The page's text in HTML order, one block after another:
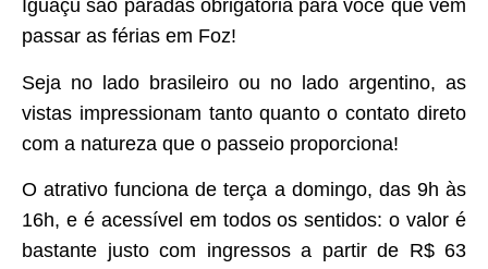
Iguaçu são paradas obrigatória para você que vem
passar as férias em Foz!
Seja no lado brasileiro ou no lado argentino, as
vistas impressionam tanto quanto o contato direto
com a natureza que o passeio proporciona!
O atrativo funciona de terça a domingo, das 9h às
16h, e é acessível em todos os sentidos: o valor é
bastante justo com ingressos a partir de R$ 63